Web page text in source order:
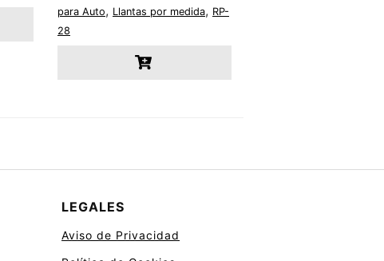
para Auto, Llantas por medida, RP-
28
LEGALES
Aviso de Privacidad